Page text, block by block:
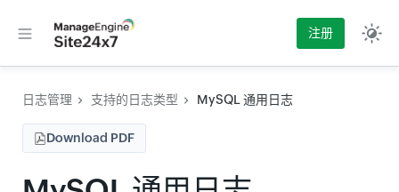
注册
日志管理 支持的日志类型 MySQL 通用日志
Download PDF